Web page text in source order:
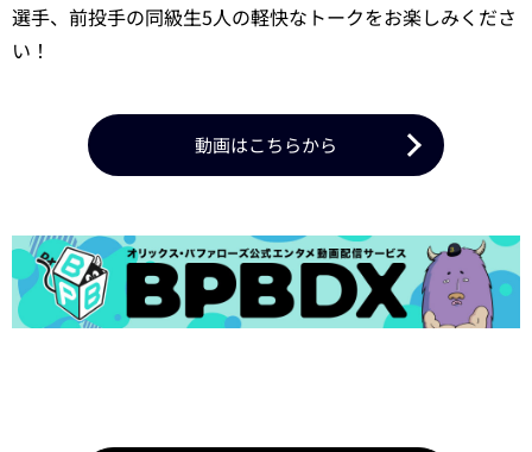
選手、前投手の同級生5人の軽快なトークをお楽しみくださ
い！
動画はこちらから